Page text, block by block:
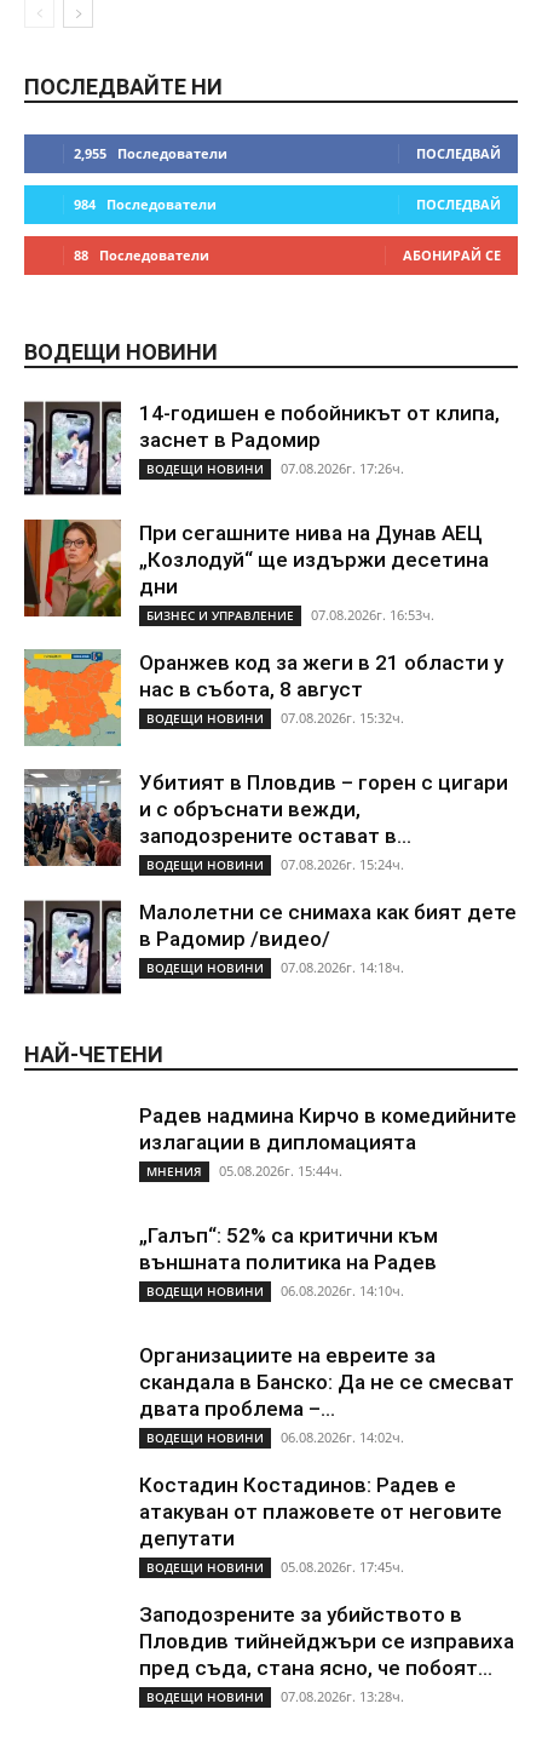
ПОСЛЕДВАЙТЕ НИ
2,955 Последователи ПОСЛЕДВАЙ
984 Последователи ПОСЛЕДВАЙ
88 Последователи АБОНИРАЙ СЕ
ВОДЕЩИ НОВИНИ
14-годишен е побойникът от клипа,
заснет в Радомир
ВОДЕЩИ НОВИНИ 07.08.2026г. 17:26ч.
При сегашните нива на Дунав АЕЦ
„Козлодуй“ ще издържи десетина
дни
БИЗНЕС И УПРАВЛЕНИЕ 07.08.2026г. 16:53ч.
Оранжев код за жеги в 21 области у
нас в събота, 8 август
ВОДЕЩИ НОВИНИ 07.08.2026г. 15:32ч.
Убитият в Пловдив – горен с цигари
и с обръснати вежди,
заподозрените остават в...
ВОДЕЩИ НОВИНИ 07.08.2026г. 15:24ч.
Малолетни се снимаха как бият дете
в Радомир /видео/
ВОДЕЩИ НОВИНИ 07.08.2026г. 14:18ч.
НАЙ-ЧЕТЕНИ
Радев надмина Кирчо в комедийните
излагации в дипломацията
МНЕНИЯ 05.08.2026г. 15:44ч.
„Галъп“: 52% са критични към
външната политика на Радев
ВОДЕЩИ НОВИНИ 06.08.2026г. 14:10ч.
Организациите на евреите за
скандала в Банско: Да не се смесват
двата проблема –...
ВОДЕЩИ НОВИНИ 06.08.2026г. 14:02ч.
Костадин Костадинов: Радев е
атакуван от плажoвете от неговите
депутати
ВОДЕЩИ НОВИНИ 05.08.2026г. 17:45ч.
Заподозрените за убийството в
Пловдив тийнейджъри се изправиха
пред съда, стана ясно, че побоят...
ВОДЕЩИ НОВИНИ 07.08.2026г. 13:28ч.